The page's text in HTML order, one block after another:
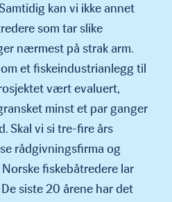
kan vi ikke annet
som tar slike
nærmest på strak arm.
et fiskeindus­trianlegg til
vært evaluert,
minst et par ganger
Skal vi si tre-fire års
rådgivningsfirma og
fiskebåtredere lar
siste 20 årene har det